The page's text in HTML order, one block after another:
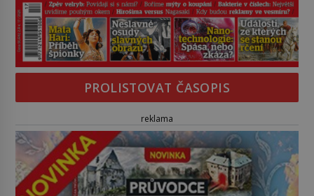
PROLISTOVAT ČASOPIS
reklama